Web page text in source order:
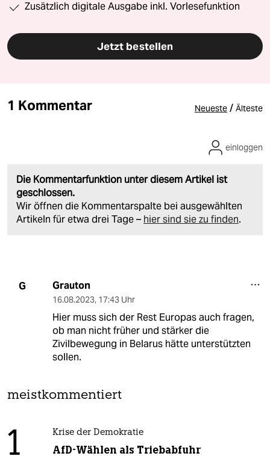
Zusätzlich digitale Ausgabe inkl. Vorlesefunktion
Jetzt bestellen
1 Kommentar Neueste / Älteste
Die Kommentarfunktion unter diesem Artikel ist
geschlossen.
Wir öffnen die Kommentarspalte bei ausgewählten
Artikeln für etwa drei Tage – hier sind sie zu finden.
einloggen
G Grauton
16.08.2023, 17:43 Uhr
Hier muss sich der Rest Europas auch fragen,
ob man nicht früher und stärker die
Zivilbewegung in Belarus hätte unterstützten
sollen.
meistkommentiert
1 Krise der Demokratie
AfD-Wählen als Triebabfuhr